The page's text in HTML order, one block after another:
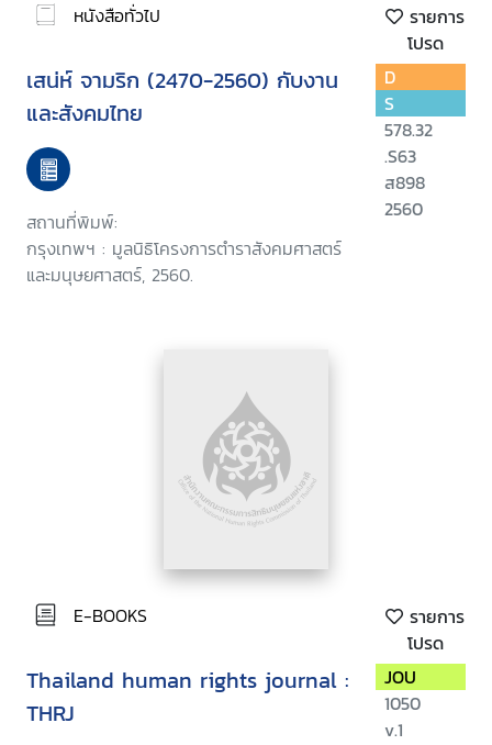
หนังสือทั่วไป
รายการ
โปรด
เสน่ห์ จามริก (2470-2560) กับงาน
และสังคมไทย
สถานที่พิมพ์:
กรุงเทพฯ : มูลนิธิโครงการตำราสังคมศาสตร์
และมนุษยศาสตร์, 2560.
D
S
578.32
.S63
ส898
2560
E-BOOKS
รายการ
โปรด
Thailand human rights journal :
THRJ
JOU
1050
v.1